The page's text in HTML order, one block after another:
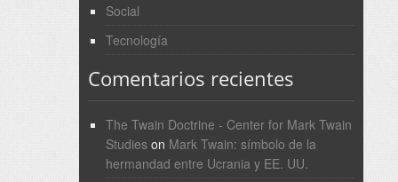
Social
Tecnología
Comentarios recientes
The Twain Doctrine - Center for Mark Twain
Studieson Mark Twain: símbolo de la
hermandad entre Ucrania y EE. UU.